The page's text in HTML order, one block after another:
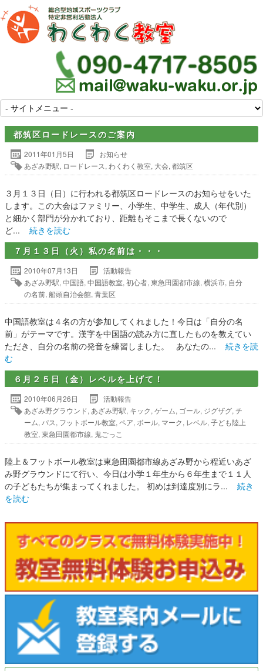
都筑区ロードレースのご案内
2011年01月5日
お知らせ
あざみ野駅, ロードレース, わくわく教室, 大会, 都筑区
３月１３日（日）に行われる都筑区ロードレースのお知らせをいた
します。この大会はファミリー、小学生、中学生、成人（年代別）
と細かく部門が分かれており、距離もそこまで長くないので
ど... 続きを読む
７月１３日（火）私の名前は・・・
2010年07月13日
活動報告
あざみ野駅, 中国語, 中国語教室, 初心者, 東急田園都市線, 横浜市, 自分
の名前, 船頭自治会館, 青葉区
中国語教室は４名の方が参加してくれました！今日は「自分の名
前」がテーマです。漢字を中国語の読み方に直したものを教えてい
ただき、自分の名前の発音を練習しました。 あなたの... 続きを読
む
６月２５日（金）レベルを上げて！
2010年06月26日
活動報告
あざみ野グラウンド, あざみ野駅, キック, ゲーム, ゴール, ジグザグ, チ
ーム, パス, フットボール教室, ペア, ボール, マーク, レベル, 子ども陸上
教室, 東急田園都市線, 鬼ごっこ
陸上＆フットボール教室は東急田園都市線あざみ野から程近いあざ
み野グラウンドにて行い、今日は小学１年生から６年生まで１１人
の子どもたちが集まってくれました。 初めは到達度別にラ... 続き
を読む